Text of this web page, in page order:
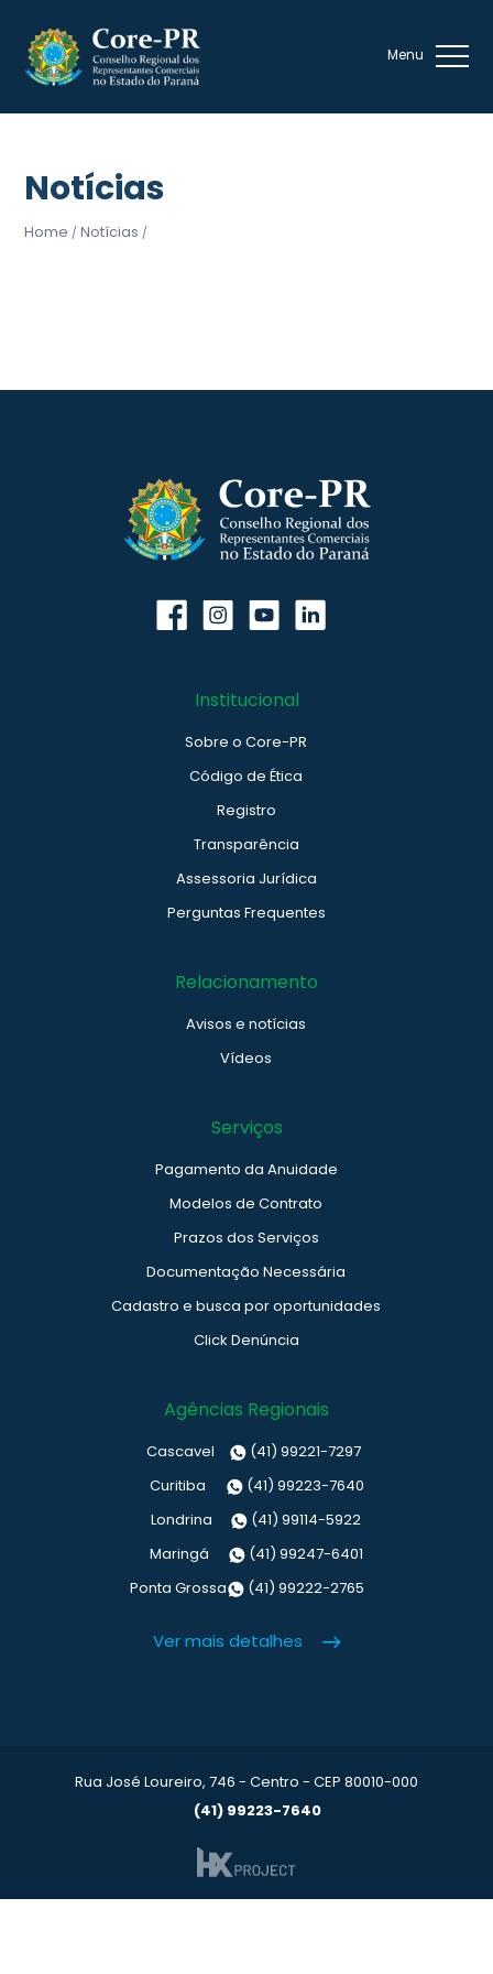
Notícias
Home / Notícias /
Institucional
Sobre o Core-PR
Código de Ética
Registro
Transparência
Assessoria Jurídica
Perguntas Frequentes
Relacionamento
Avisos e notícias
Vídeos
Serviços
Pagamento da Anuidade
Modelos de Contrato
Prazos dos Serviços
Documentação Necessária
Cadastro e busca por oportunidades
Click Denúncia
Agências Regionais
Cascavel
(41) 99221-7297
Curitiba
(41) 99223-7640
Londrina
(41) 99114-5922
Maringá
(41) 99247-6401
Ponta Grossa
(41) 99222-2765
Ver mais detalhes
Rua José Loureiro, 746 - Centro - CEP 80010-000
(41) 99223-7640